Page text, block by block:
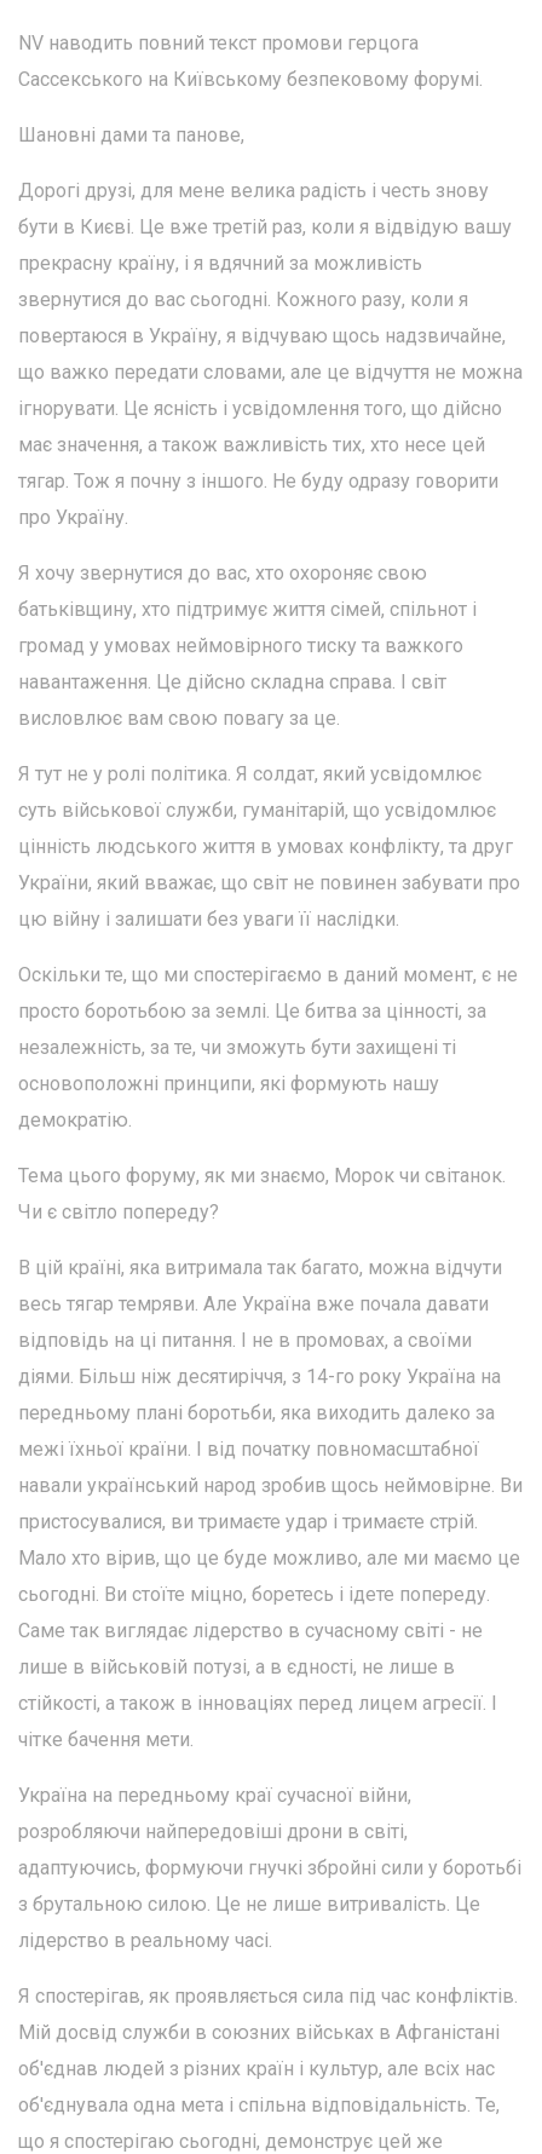
NV наводить повний текст промови герцога
Сассекського на Київському безпековому форумі.
Шановні дами та панове,
Дорогі друзі, для мене велика радість і честь знову
бути в Києві. Це вже третій раз, коли я відвідую вашу
прекрасну країну, і я вдячний за можливість
звернутися до вас сьогодні. Кожного разу, коли я
повертаюся в Україну, я відчуваю щось надзвичайне,
що важко передати словами, але це відчуття не можна
ігнорувати. Це ясність і усвідомлення того, що дійсно
має значення, а також важливість тих, хто несе цей
тягар. Тож я почну з іншого. Не буду одразу говорити
про Україну.
Я хочу звернутися до вас, хто охороняє свою
батьківщину, хто підтримує життя сімей, спільнот і
громад у умовах неймовірного тиску та важкого
навантаження. Це дійсно складна справа. І світ
висловлює вам свою повагу за це.
Я тут не у ролі політика. Я солдат, який усвідомлює
суть військової служби, гуманітарій, що усвідомлює
цінність людського життя в умовах конфлікту, та друг
України, який вважає, що світ не повинен забувати про
цю війну і залишати без уваги її наслідки.
Оскільки те, що ми спостерігаємо в даний момент, є не
просто боротьбою за землі. Це битва за цінності, за
незалежність, за те, чи зможуть бути захищені ті
основоположні принципи, які формують нашу
демократію.
Тема цього форуму, як ми знаємо, Морок чи світанок.
Чи є світло попереду?
В цій країні, яка витримала так багато, можна відчути
весь тягар темряви. Але Україна вже почала давати
відповідь на ці питання. І не в промовах, а своїми
діями. Більш ніж десятиріччя, з 14-го року Україна на
передньому плані боротьби, яка виходить далеко за
межі їхньої країни. І від початку повномасштабної
навали український народ зробив щось неймовірне. Ви
пристосувалися, ви тримаєте удар і тримаєте стрій.
Мало хто вірив, що це буде можливо, але ми маємо це
сьогодні. Ви стоїте міцно, боретесь і ідете попереду.
Саме так виглядає лідерство в сучасному світі - не
лише в військовій потузі, а в єдності, не лише в
стійкості, а також в інноваціях перед лицем агресії. І
чітке бачення мети.
Україна на передньому краї сучасної війни,
розробляючи найпередовіші дрони в світі,
адаптуючись, формуючи гнучкі збройні сили у боротьбі
з брутальною силою. Це не лише витривалість. Це
лідерство в реальному часі.
Я спостерігав, як проявляється сила під час конфліктів.
Мій досвід служби в союзних військах в Афганістані
об'єднав людей з різних країн і культур, але всіх нас
об'єднувала одна мета і спільна відповідальність. Те,
що я спостерігаю сьогодні, демонструє цей же